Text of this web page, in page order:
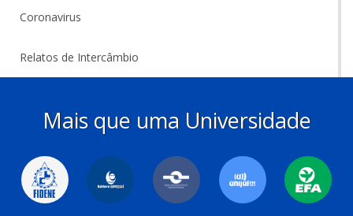
Coronavirus
Relatos de Intercâmbio
Mais que uma Universidade